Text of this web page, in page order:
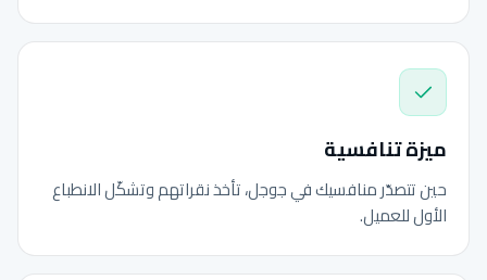
ميزة تنافسية
حين تتصدّر منافسيك في جوجل، تأخذ نقراتهم وتشكّل الانطباع
الأول للعميل.